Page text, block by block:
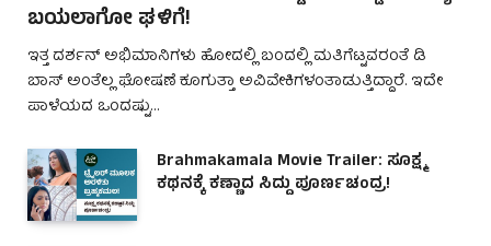
ಬಯಲಾಗೋ ಘಳಿಗೆ!
ಇತ್ತ ದರ್ಶನ್ ಅಭಿಮಾನಿಗಳು ಹೋದಲ್ಲಿ ಬಂದಲ್ಲಿ ಮತಿಗೆಟ್ಟವರಂತೆ ಡಿ
ಬಾಸ್ ಅಂತೆಲ್ಲ ಘೋಷಣೆ ಕೂಗುತ್ತಾ ಅವಿವೇಕಿಗಳಂತಾಡುತ್ತಿದ್ದಾರೆ. ಇದೇ
ಪಾಳೆಯದ ಒಂದಷ್ಟು…
Brahmakamala Movie Trailer: ಸೂಕ್ಷ್ಮ
ಕಥನಕ್ಕೆ ಕಣ್ಣಾದ ಸಿದ್ದು ಪೂರ್ಣಚಂದ್ರ!